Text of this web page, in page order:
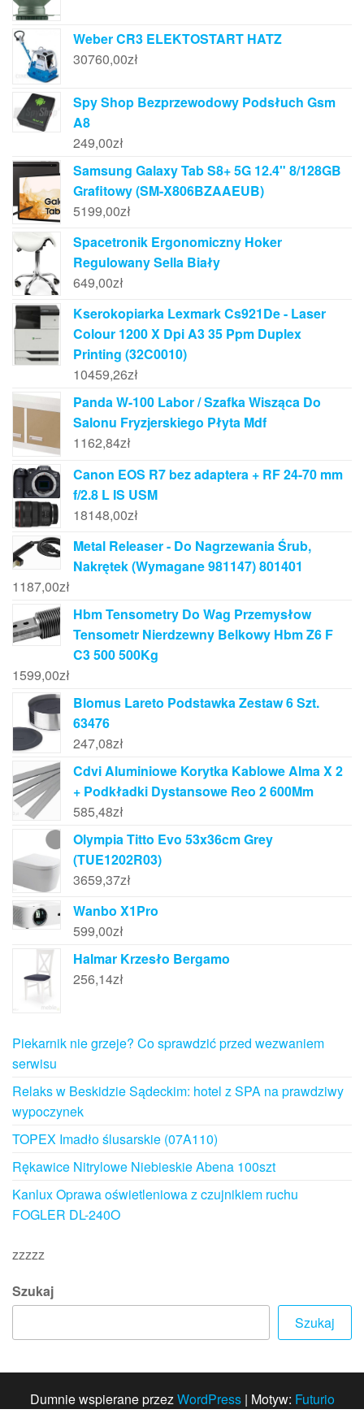
Weber CR3 ELEKTOSTART HATZ
30760,00zł
Spy Shop Bezprzewodowy Podsłuch Gsm
A8
249,00zł
Samsung Galaxy Tab S8+ 5G 12.4" 8/128GB
Grafitowy (SM-X806BZAAEUB)
5199,00zł
Spacetronik Ergonomiczny Hoker
Regulowany Sella Biały
649,00zł
Kserokopiarka Lexmark Cs921De - Laser
Colour 1200 X Dpi A3 35 Ppm Duplex
Printing (32C0010)
10459,26zł
Panda W-100 Labor / Szafka Wisząca Do
Salonu Fryzjerskiego Płyta Mdf
1162,84zł
Canon EOS R7 bez adaptera + RF 24-70 mm
f/2.8 L IS USM
18148,00zł
Metal Releaser - Do Nagrzewania Śrub,
Nakrętek (Wymagane 981147) 801401
1187,00zł
Hbm Tensometry Do Wag Przemysłow
Tensometr Nierdzewny Belkowy Hbm Z6 F
C3 500 500Kg
1599,00zł
Blomus Lareto Podstawka Zestaw 6 Szt.
63476
247,08zł
Cdvi Aluminiowe Korytka Kablowe Alma X 2
+ Podkładki Dystansowe Reo 2 600Mm
585,48zł
Olympia Titto Evo 53x36cm Grey
(TUE1202R03)
3659,37zł
Wanbo X1Pro
599,00zł
Halmar Krzesło Bergamo
256,14zł
Piekarnik nie grzeje? Co sprawdzić przed wezwaniem
serwisu
Relaks w Beskidzie Sądeckim: hotel z SPA na prawdziwy
wypoczynek
TOPEX Imadło ślusarskie (07A110)
Rękawice Nitrylowe Niebieskie Abena 100szt
Kanlux Oprawa oświetleniowa z czujnikiem ruchu
FOGLER DL-240O
zzzzz
Szukaj
Szukaj
Dumnie wspierane przezWordPress | Motyw: Futurio